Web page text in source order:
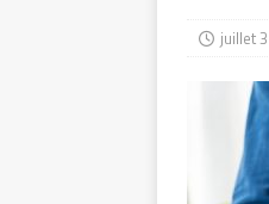
juillet